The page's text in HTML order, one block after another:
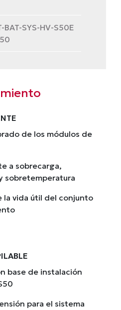
BAT-SYS-HV-S50E
de los módulos de
a sobrecarga,
sobretemperatura
la vida útil del conjunto
base de instalación
para el sistema